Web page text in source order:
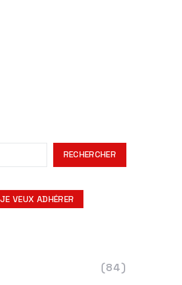
RECHERCHER
JE VEUX ADHÉRER
(84)